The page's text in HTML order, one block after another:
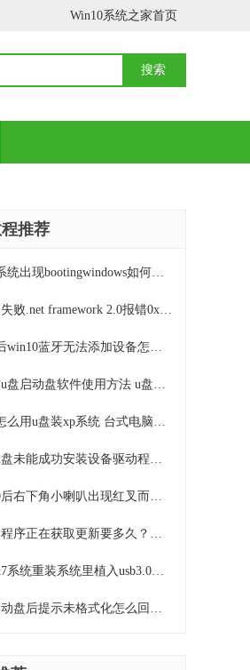
Win10系统之家首页
推荐
重装win7系统出现bootingwindows如何修复 win7系统重装后出现booting windows无法修复
win10安装失败.net framework 2.0报错0x800f081f解决方法 Win10安装.NET Framework 2.0遇到0x800f081f错误怎么办
重装系统后win10蓝牙无法添加设备怎么解决 重装系统后win10蓝牙无法搜索设备怎么解决
u教授制作u盘启动盘软件使用方法 u盘启动盘制作步骤详解
台式电脑怎么用u盘装xp系统 台式电脑如何使用U盘安装Windows XP系统
win7系统u盘未能成功安装设备驱动程序的具体处理办法 Win7系统u盘设备驱动安装失败解决方法
重装win10后右下角小喇叭出现红叉而且没声音如何解决 重装win10后小喇叭出现红叉无声音怎么办
win10安装程序正在获取更新要多久？怎么解决 Win10更新程序下载速度慢怎么办
如何在win7系统重装系统里植入usb3.0驱动程序 win7系统usb3.0驱动程序下载安装方法
u盘制作启动盘后提示未格式化怎么回事 U盘制作启动盘未格式化解决方法